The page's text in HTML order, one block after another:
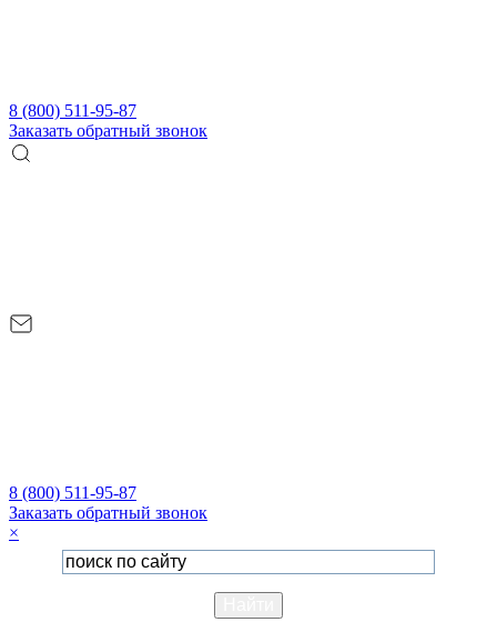
8 (800) 511-95-87
Заказать обратный звонок
8 (800) 511-95-87
Заказать обратный звонок
×